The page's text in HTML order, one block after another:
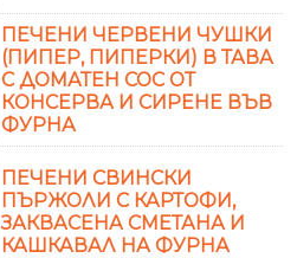
ПЕЧЕНИ ЧЕРВЕНИ ЧУШКИ
(ПИПЕР, ПИПЕРКИ) В ТАВА
С ДОМАТЕН СОС ОТ
КОНСЕРВА И СИРЕНЕ ВЪВ
ФУРНА
ПЕЧЕНИ СВИНСКИ
ПЪРЖОЛИ С КАРТОФИ,
ЗАКВАСЕНА СМЕТАНА И
КАШКАВАЛ НА ФУРНА